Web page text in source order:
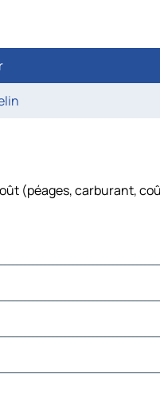
(péages, carburant,